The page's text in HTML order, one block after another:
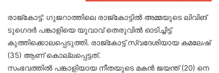
രാജ്കോട്ട്: ഗുജറാത്തിലെ രാജ്‌കോട്ടിൽ അമ്മയുടെ ലിവിങ്
ടുഗെദർ പങ്കാളിയെ യുവാവ് തെരുവിൽ ഓടിച്ചിട്ട്
കുത്തിക്കൊലപ്പെടുത്തി. രാജ്‌കോട്ട് സ്വദേശിയായ കമലേഷ്
(35) ആണ് കൊല്ലപ്പെട്ടത്.
സംഭവത്തിൽ പങ്കാളിയായ നീതയുടെ മകൻ ജയന്ത് (20) നെ